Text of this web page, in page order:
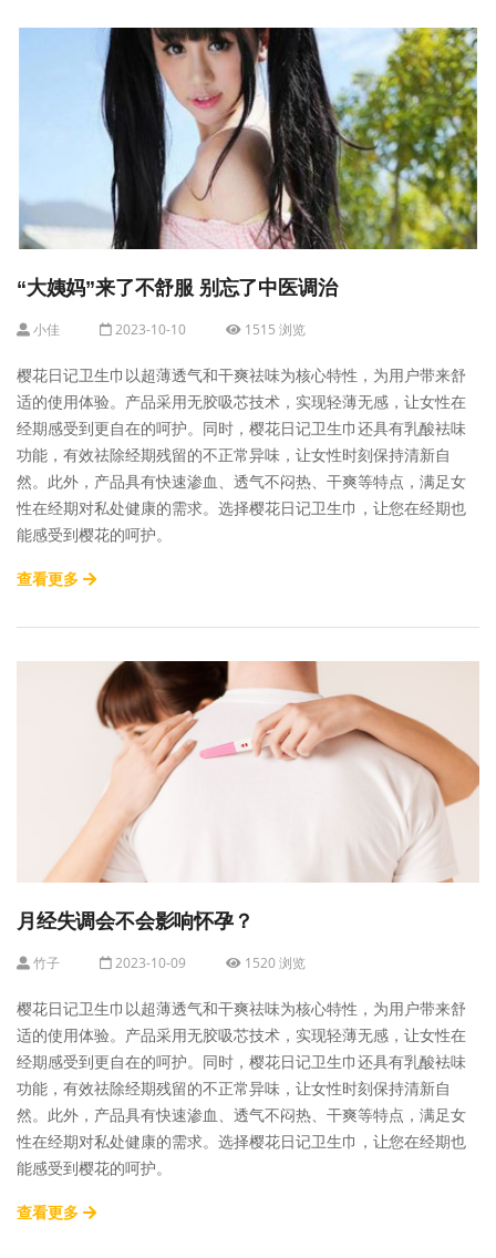
“大姨妈”来了不舒服 别忘了中医调治
小佳 2023-10-10 1515 浏览
樱花日记卫生巾以超薄透气和干爽祛味为核心特性，为用户带来舒
适的使用体验。产品采用无胶吸芯技术，实现轻薄无感，让女性在
经期感受到更自在的呵护。同时，樱花日记卫生巾还具有乳酸袪味
功能，有效祛除经期残留的不正常异味，让女性时刻保持清新自
然。此外，产品具有快速渗血、透气不闷热、干爽等特点，满足女
性在经期对私处健康的需求。选择樱花日记卫生巾，让您在经期也
能感受到樱花的呵护。
查看更多
月经失调会不会影响怀孕？
竹子 2023-10-09 1520 浏览
樱花日记卫生巾以超薄透气和干爽祛味为核心特性，为用户带来舒
适的使用体验。产品采用无胶吸芯技术，实现轻薄无感，让女性在
经期感受到更自在的呵护。同时，樱花日记卫生巾还具有乳酸袪味
功能，有效祛除经期残留的不正常异味，让女性时刻保持清新自
然。此外，产品具有快速渗血、透气不闷热、干爽等特点，满足女
性在经期对私处健康的需求。选择樱花日记卫生巾，让您在经期也
能感受到樱花的呵护。
查看更多